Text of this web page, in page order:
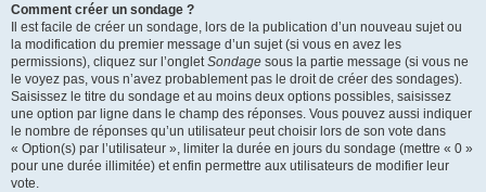
Comment créer un sondage ?
Il est facile de créer un sondage, lors de la publication d’un nouveau sujet ou
la modification du premier message d’un sujet (si vous en avez les
permissions), cliquez sur l’ongletSondage sous la partie message (si vous ne
le voyez pas, vous n’avez probablement pas le droit de créer des sondages).
Saisissez le titre du sondage et au moins deux options possibles, saisissez
une option par ligne dans le champ des réponses. Vous pouvez aussi indiquer
le nombre de réponses qu’un utilisateur peut choisir lors de son vote dans
« Option(s) par l’utilisateur », limiter la durée en jours du sondage (mettre « 0 »
pour une durée illimitée) et enfin permettre aux utilisateurs de modifier leur
vote.